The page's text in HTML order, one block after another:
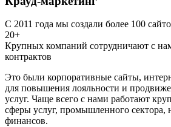
С 2011 года мы создали более 100
20+
Крупных компаний сотрудничают с
контрактов
Это были корпоративные сайты,
для повышения лояльности и
услуг. Чаще всего с нами работают
сферы услуг, промышленного сектора,
финансов.